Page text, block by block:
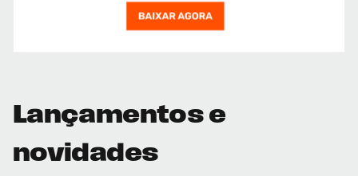
Lançamentos e
novidades